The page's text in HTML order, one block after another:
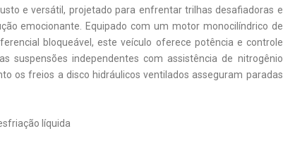
e versátil, projetado para enfrentar trilhas desafiadoras e
emocionante. Equipado com um motor monocilíndrico de
bloqueável, este veículo oferece potência e controle
suspensões independentes com assistência de nitrogênio
os freios a disco hidráulicos ventilados asseguram paradas
líquida